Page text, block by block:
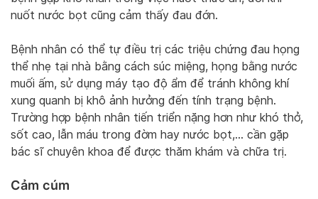
nuốt nước bọt cũng cảm thấy đau đớn.
Bệnh nhân có thể tự điều trị các triệu chứng đau họng
thể nhẹ tại nhà bằng cách súc miệng, họng bằng nước
muối ấm, sử dụng máy tạo độ ẩm để tránh không khí
xung quanh bị khô ảnh hưởng đến tính trạng bệnh.
Trường hợp bệnh nhân tiến triển nặng hơn như khó thở,
sốt cao, lẫn máu trong đờm hay nước bọt,… cần gặp
bác sĩ chuyên khoa để được thăm khám và chữa trị.
Cảm cúm